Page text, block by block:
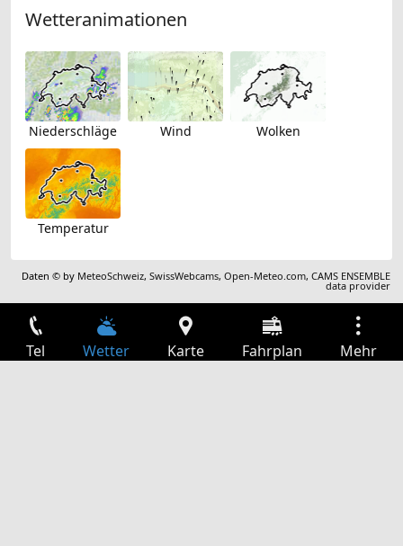
Wetteranimationen
Niederschläge Wind Wolken
Temperatur
Daten © by MeteoSchweiz,SwissWebcams,Open-Meteo.com,CAMS ENSEMBLE
data provider
Tel Wetter Karte Fahrplan Mehr